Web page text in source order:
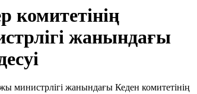
комитетінің
жанындағы